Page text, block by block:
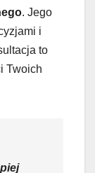
. Jego
i
to
Twoich